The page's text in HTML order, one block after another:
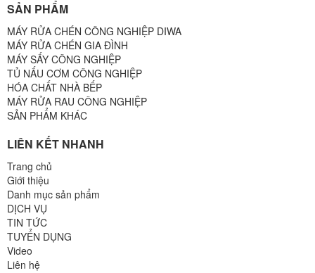
SẢN PHẨM
MÁY RỬA CHÉN CÔNG NGHIỆP DIWA
MÁY RỬA CHÉN GIA ĐÌNH
MÁY SẤY CÔNG NGHIỆP
TỦ NẤU CƠM CÔNG NGHIỆP
HÓA CHẤT NHÀ BẾP
MÁY RỬA RAU CÔNG NGHIỆP
SẢN PHẨM KHÁC
LIÊN KẾT NHANH
Trang chủ
Giới thiệu
Danh mục sản phẩm
DỊCH VỤ
TIN TỨC
TUYỂN DỤNG
Video
Liên hệ